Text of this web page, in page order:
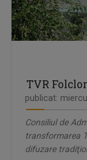
TVR
publicat:
Consiliul de
transformarea
difuzare